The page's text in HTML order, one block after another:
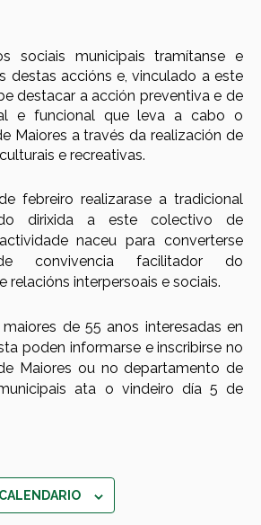
sociais municipais tramítanse e
destas accións e, vinculado a este
destacar a acción preventiva e de
e funcional que leva a cabo o
Maiores a través da realización de
e recreativas.
febreiro realizarasea tradicional
dirixida a este colectivo de
naceu para converterse
convivencia facilitador do
relacións interpersoais e sociais.
maiores de 55 anos interesadas en
poden informarse e inscribirse no
Maiores ou no departamento de
ata o vindeiro día 5 de